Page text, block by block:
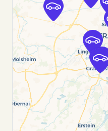
SOUFFELWEYERSHEIM,
Voir l'agence
Free2Move Rent -
STRASBOURG (C)
6 RUE GEORGES WODLI
STRASBOURG, 67000
Voir l'agence